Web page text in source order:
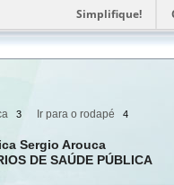
Simplifique!
3 Ir para o rodapé 4
Sergio Arouca
DE SAÚDE PÚBLICA